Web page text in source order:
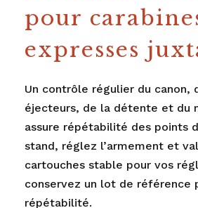
pour
expresses
Un contrôle régulier du canon,
éjecteurs, de la détente et du
assure répétabilité des points
stand, réglez l’armement et
cartouches stable pour vos
conservez un lot de référence
répétabilité.